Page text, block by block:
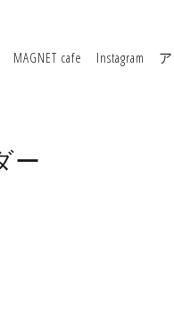
MAGNET cafe Instagram
ー